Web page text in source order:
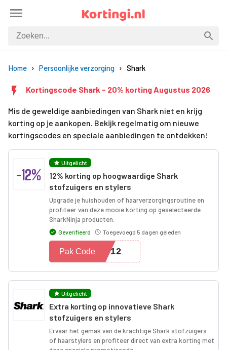
Home Persoonlijke verzorging Shark
Kortingscode Shark - 20% korting Augustus 2026
Mis de geweldige aanbiedingen van Shark niet en krijg
korting op je aankopen. Bekijk regelmatig om nieuwe
kortingscodes en speciale aanbiedingen te ontdekken!
-12%
Uitgelicht
12% korting op hoogwaardige Shark
stofzuigers en stylers
Upgrade je huishouden of haarverzorgingsroutine en
profiteer van deze mooie korting op geselecteerde
SharkNinja producten.
Geverifieerd Toegevoegd 5 dagen geleden
GA12
Pak Code
Uitgelicht
Extra korting op innovatieve Shark
stofzuigers en stylers
Ervaar het gemak van de krachtige Shark stofzuigers
of haarstylers en profiteer direct van extra korting met